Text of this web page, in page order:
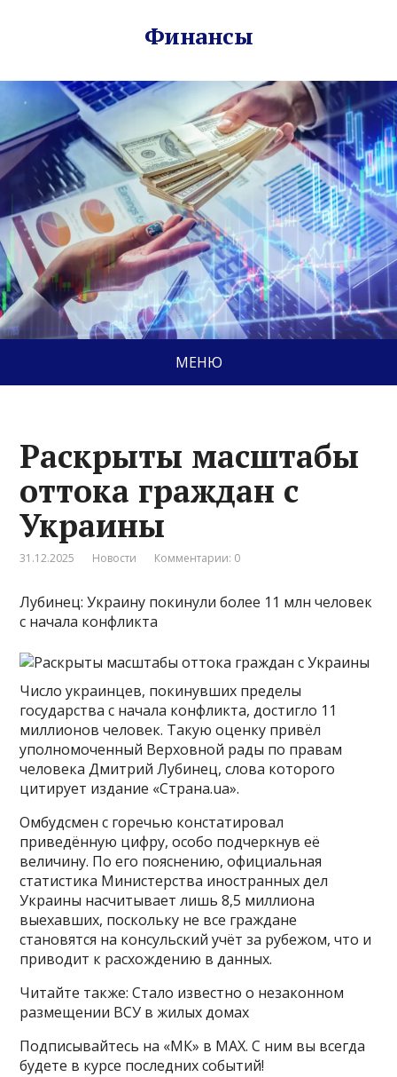
Финансы
МЕНЮ
Раскрыты масштабы
оттока граждан с
Украины
31.12.2025 Новости Комментарии: 0
Лубинец: Украину покинули более 11 млн человек
с начала конфликта
Число украинцев, покинувших пределы
государства с начала конфликта, достигло 11
миллионов человек. Такую оценку привёл
уполномоченный Верховной рады по правам
человека Дмитрий Лубинец, слова которого
цитирует издание «Страна.ua».
Омбудсмен с горечью констатировал
приведённую цифру, особо подчеркнув её
величину. По его пояснению, официальная
статистика Министерства иностранных дел
Украины насчитывает лишь 8,5 миллиона
выехавших, поскольку не все граждане
становятся на консульский учёт за рубежом, что и
приводит к расхождению в данных.
Читайте также: Стало известно о незаконном
размещении ВСУ в жилых домах
Подписывайтесь на «МК» в MAX. С ним вы всегда
будете в курсе последних событий!